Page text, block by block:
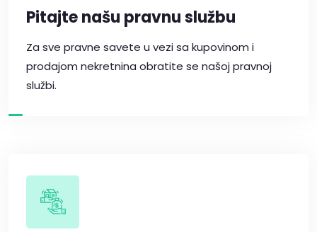
Pitajte našu pravnu službu
Za sve pravne savete u vezi sa kupovinom i
prodajom nekretnina obratite se našoj pravnoj
službi.